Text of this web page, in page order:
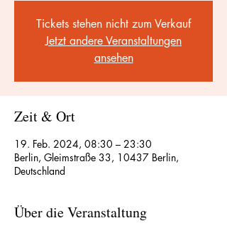
Tickets stehen nicht zum Verkauf
Jetzt andere Veranstaltungen
ansehen
Zeit & Ort
19. Feb. 2024, 08:30 – 23:30
Berlin, Gleimstraße 33, 10437 Berlin,
Deutschland
Über die Veranstaltung